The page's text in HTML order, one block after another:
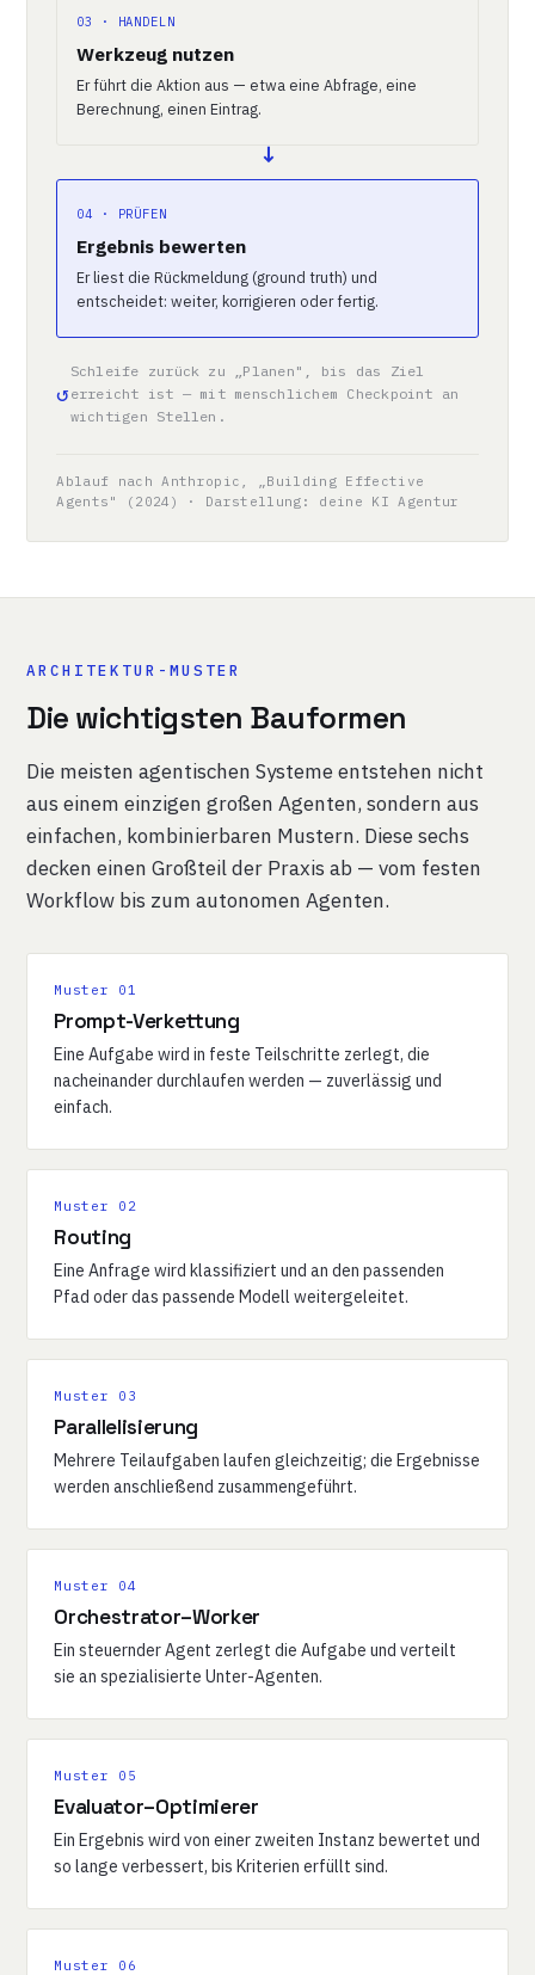
03 · HANDELN
Werkzeug nutzen
Er führt die Aktion aus — etwa eine Abfrage, eine
Berechnung, einen Eintrag.
04 · PRÜFEN
Ergebnis bewerten
Er liest die Rückmeldung (ground truth) und
entscheidet: weiter, korrigieren oder fertig.
Schleife zurück zu „Planen", bis das Ziel
erreicht ist — mit menschlichem Checkpoint an
wichtigen Stellen.
Ablauf nach Anthropic, „Building Effective
Agents" (2024) · Darstellung: deine KI Agentur
ARCHITEKTUR-MUSTER
Die wichtigsten Bauformen
Die meisten agentischen Systeme entstehen nicht
aus einem einzigen großen Agenten, sondern aus
einfachen, kombinierbaren Mustern. Diese sechs
decken einen Großteil der Praxis ab — vom festen
Workflow bis zum autonomen Agenten.
Muster 01
Prompt-Verkettung
Eine Aufgabe wird in feste Teilschritte zerlegt, die
nacheinander durchlaufen werden — zuverlässig und
einfach.
Muster 02
Routing
Eine Anfrage wird klassifiziert und an den passenden
Pfad oder das passende Modell weitergeleitet.
Muster 03
Parallelisierung
Mehrere Teilaufgaben laufen gleichzeitig; die Ergebnisse
werden anschließend zusammengeführt.
Muster 04
Orchestrator–Worker
Ein steuernder Agent zerlegt die Aufgabe und verteilt
sie an spezialisierte Unter-Agenten.
Muster 05
Evaluator–Optimierer
Ein Ergebnis wird von einer zweiten Instanz bewertet und
so lange verbessert, bis Kriterien erfüllt sind.
Muster 06